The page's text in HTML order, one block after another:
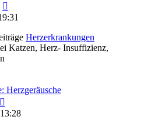
Beitrag
Herzerkrankungen
Katzen, Herz- Insuffizienz,
Herzgeräusche
Beitrag